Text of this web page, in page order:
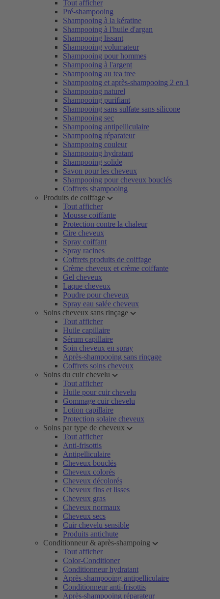
Tout afficher
Pré-shampooing
Shampooing à la kératine
Shampooing à l'huile d'argan
Shampooing lissant
Shampooing volumateur
Shampooing pour hommes
Shampooing à l'argent
Shampooing au tea tree
Shampooing et après-shampooing 2 en 1
Shampooing naturel
Shampooing purifiant
Shampooing sans sulfate sans silicone
Shampooing sec
Shampooing antipelliculaire
Shampooing réparateur
Shampooing couleur
Shampooing hydratant
Shampooing solide
Savon pour les cheveux
Shampooing pour cheveux bouclés
Coffrets shampooing
Produits de coiffage
Tout afficher
Mousse coiffante
Protection contre la chaleur
Cire cheveux
Spray coiffant
Spray racines
Coffrets produits de coiffage
Crème cheveux et crème coiffante
Gel cheveux
Laque cheveux
Poudre pour cheveux
Spray eau salée cheveux
Soins cheveux sans rinçage
Tout afficher
Huile capillaire
Sérum capillaire
Soin cheveux en spray
Après-shampooing sans rinçage
Coffrets soins cheveux
Soins du cuir chevelu
Tout afficher
Huile pour cuir chevelu
Gommage cuir chevelu
Lotion capillaire
Protection solaire cheveux
Soins par type de cheveux
Tout afficher
Anti-frisottis
Antipelliculaire
Cheveux bouclés
Cheveux colorés
Cheveux décolorés
Cheveux fins et lisses
Cheveux gras
Cheveux normaux
Cheveux secs
Cuir chevelu sensible
Produits antichute
Conditionneur & après-shampoing
Tout afficher
Color-Conditioner
Conditionneur hydratant
Après-shampooing antipelliculaire
Conditionneur anti-frisottis
Après-shampooing réparateur